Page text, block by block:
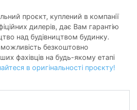
проєкт, куплений в компанії
дилерів, дає Вам гарантію
над будівництвом будинку.
безкоштовно
фахівців на будь-якому етапі
в оригінальності проєкту!